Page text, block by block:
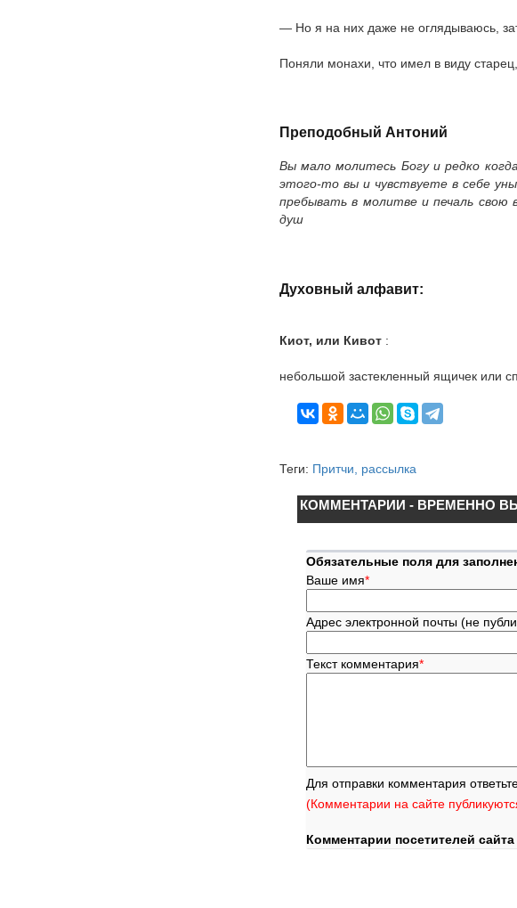
— Но я на них даже не оглядываюсь,
Поняли монахи, что имел в виду
Преподобный Антоний
Вы мало молитесь Богу и редко
этого-то вы и чувствуете в себе
пребывать в молитве и печаль свою
душ
Духовный алфавит:
Киот, или Кивот:
небольшой застекленный ящичек или
Теги: Притчи, рассылка
КОММЕНТАРИИ - ВРЕМЕННО
Обязательные поля для
Ваше имя*
Адрес электронной почты (не
Текст комментария*
Для отправки комментария
(Комментарии на сайте
Комментарии посетителей сайта